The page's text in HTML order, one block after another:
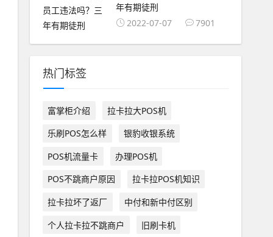
年有期徒刑
2022-07-07
7901
热门标签
富掌柜介绍
拉卡拉大POS机
乐刷POS怎么样
银豹收银系统
POS机流量卡
办理POS机
POS不跳商户原因
拉卡拉POS机知识
拉卡拉坏了返厂
中付和新中付区别
个人拉卡拉不跳商户
旧刷卡机